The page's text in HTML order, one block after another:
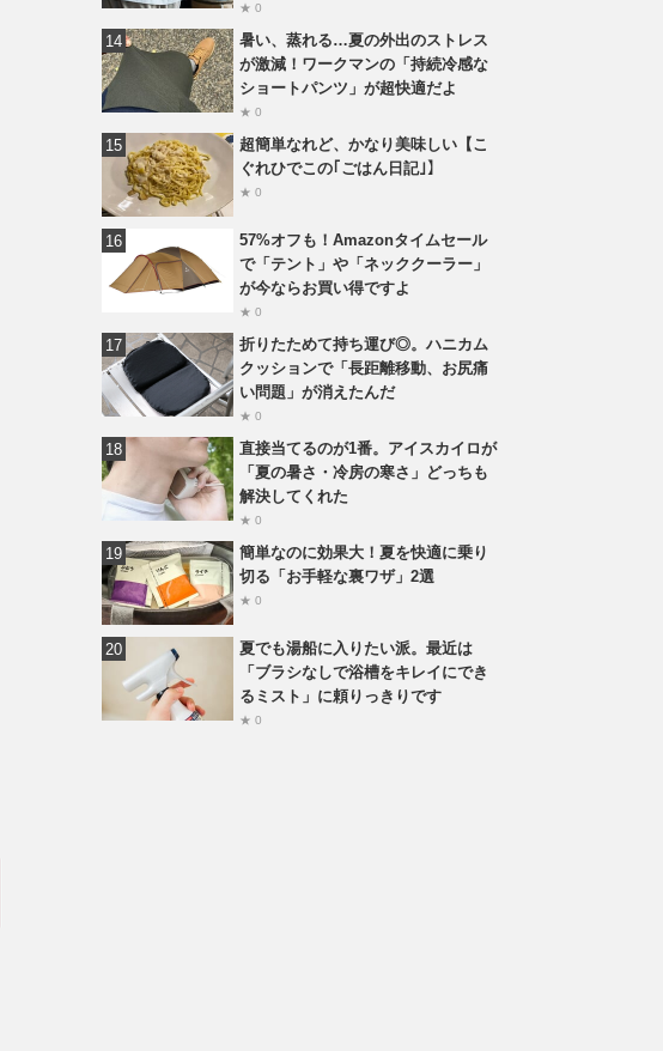
★ 0
暑い、蒸れる…夏の外出のストレス
が激減！ワークマンの「持続冷感な
ショートパンツ」が超快適だよ
★ 0
超簡単なれど、かなり美味しい【こ
ぐれひでこの｢ごはん日記｣】
★ 0
57%オフも！Amazonタイムセール
で「テント」や「ネッククーラー」
が今ならお買い得ですよ
★ 0
折りたためて持ち運び◎。ハニカム
クッションで「長距離移動、お尻痛
い問題」が消えたんだ
★ 0
直接当てるのが1番。アイスカイロが
「夏の暑さ・冷房の寒さ」どっちも
解決してくれた
★ 0
簡単なのに効果大！夏を快適に乗り
切る「お手軽な裏ワザ」2選
★ 0
夏でも湯船に入りたい派。最近は
「ブラシなしで浴槽をキレイにでき
るミスト」に頼りっきりです
★ 0